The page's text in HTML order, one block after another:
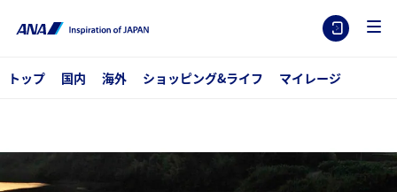
トップ 国内 海外 ショッピング&ライフ マイレージ